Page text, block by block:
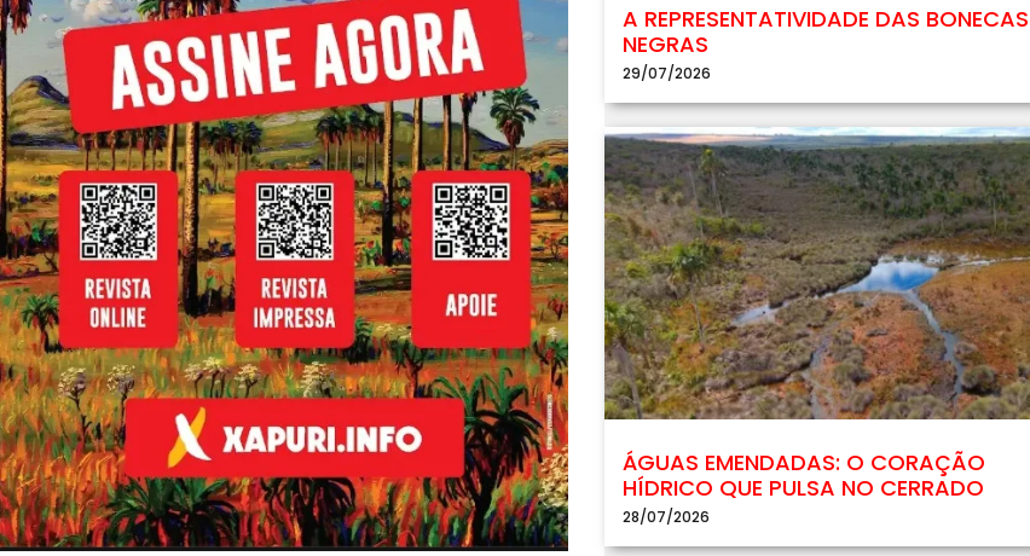
A REPRESENTATIVIDADE DAS BONECAS
NEGRAS
29/07/2026
ÁGUAS EMENDADAS: O CORAÇÃO
HÍDRICO QUE PULSA NO CERRADO
28/07/2026